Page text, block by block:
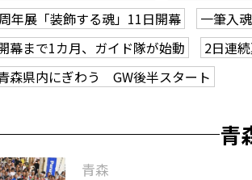
年展「装飾する魂」11日開幕
一筆入
幕まで1カ月、ガイド隊が始動
2日連
森県内にぎわう GW後半スタート
青
青森